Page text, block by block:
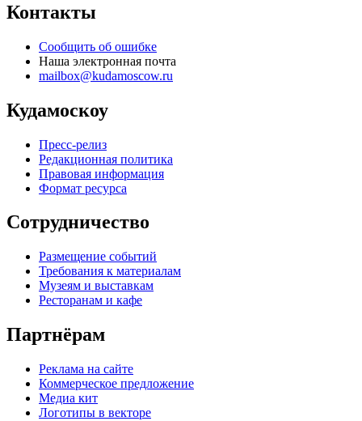
Контакты
Сообщить об ошибке
Наша электронная почта
mailbox@kudamoscow.ru
Кудамоскоу
Пресс-релиз
Редакционная политика
Правовая информация
Формат ресурса
Сотрудничество
Размещение событий
Требования к материалам
Музеям и выставкам
Ресторанам и кафе
Партнёрам
Реклама на сайте
Коммерческое предложение
Медиа кит
Логотипы в векторе